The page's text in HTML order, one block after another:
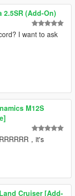
2.5SR (Add-On)
I want to ask
M12S
，it's
Cruiser [Add-